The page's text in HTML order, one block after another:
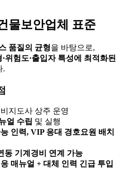
물보안업체 표준
품질의 균형을 바탕으로,
위험도·출입자 특성에 최적화된
.
지도사 상주 운영
얼 수립 및 실행
인력, VIP 응대 경호요원 배치
동 기계경비 연계 가능
매뉴얼 + 대체 인력 긴급 투입